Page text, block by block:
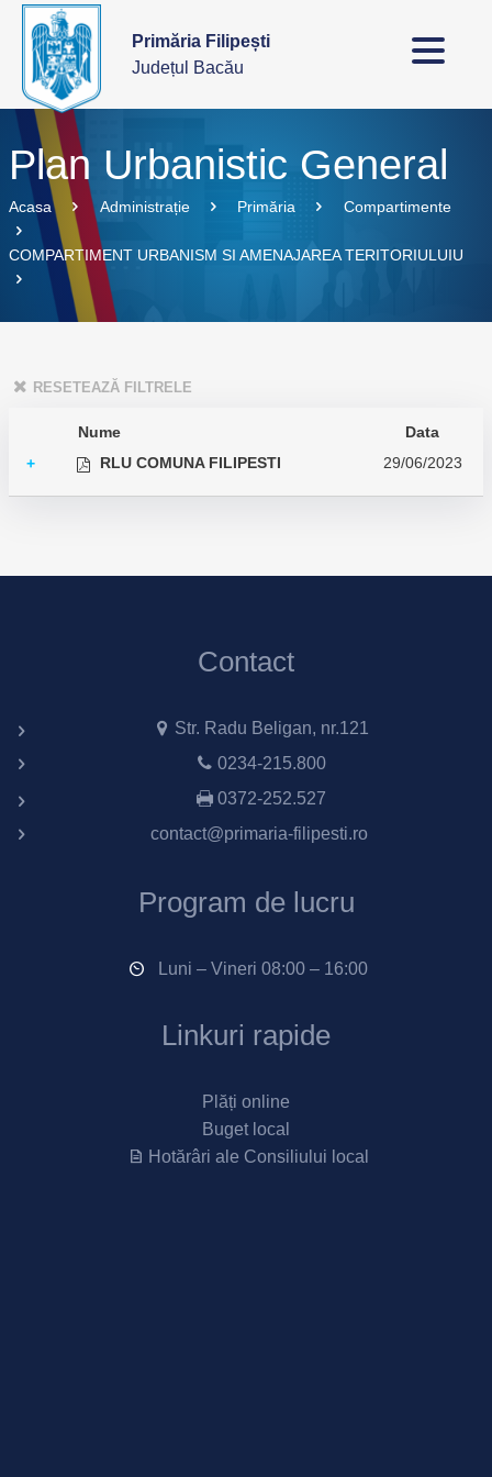
Primăria Filipești
Județul Bacău
Plan Urbanistic General
Acasa Administrație Primăria Compartimente
COMPARTIMENT URBANISM SI AMENAJAREA TERITORIULUIU
RESETEAZĂ FILTRELE
Nume
Data
+
RLU COMUNA FILIPESTI 29/06/2023
Contact
Str. Radu Beligan, nr.121
0234-215.800
0372-252.527
contact@primaria-filipesti.ro
Program de lucru
Luni – Vineri 08:00 – 16:00
Linkuri rapide
Plăți online
Buget local
Hotărâri ale Consiliului local